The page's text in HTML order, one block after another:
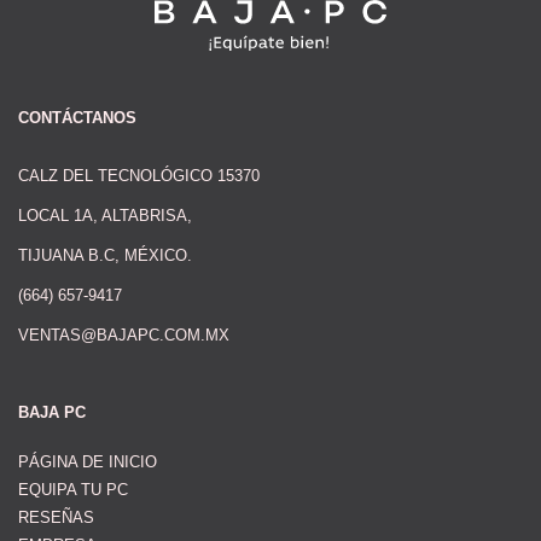
CONTÁCTANOS
CALZ DEL TECNOLÓGICO 15370
LOCAL 1A, ALTABRISA,
TIJUANA B.C, MÉXICO.
(664) 657-9417
VENTAS@BAJAPC.COM.MX
BAJA PC
PÁGINA DE INICIO
EQUIPA TU PC
RESEÑAS